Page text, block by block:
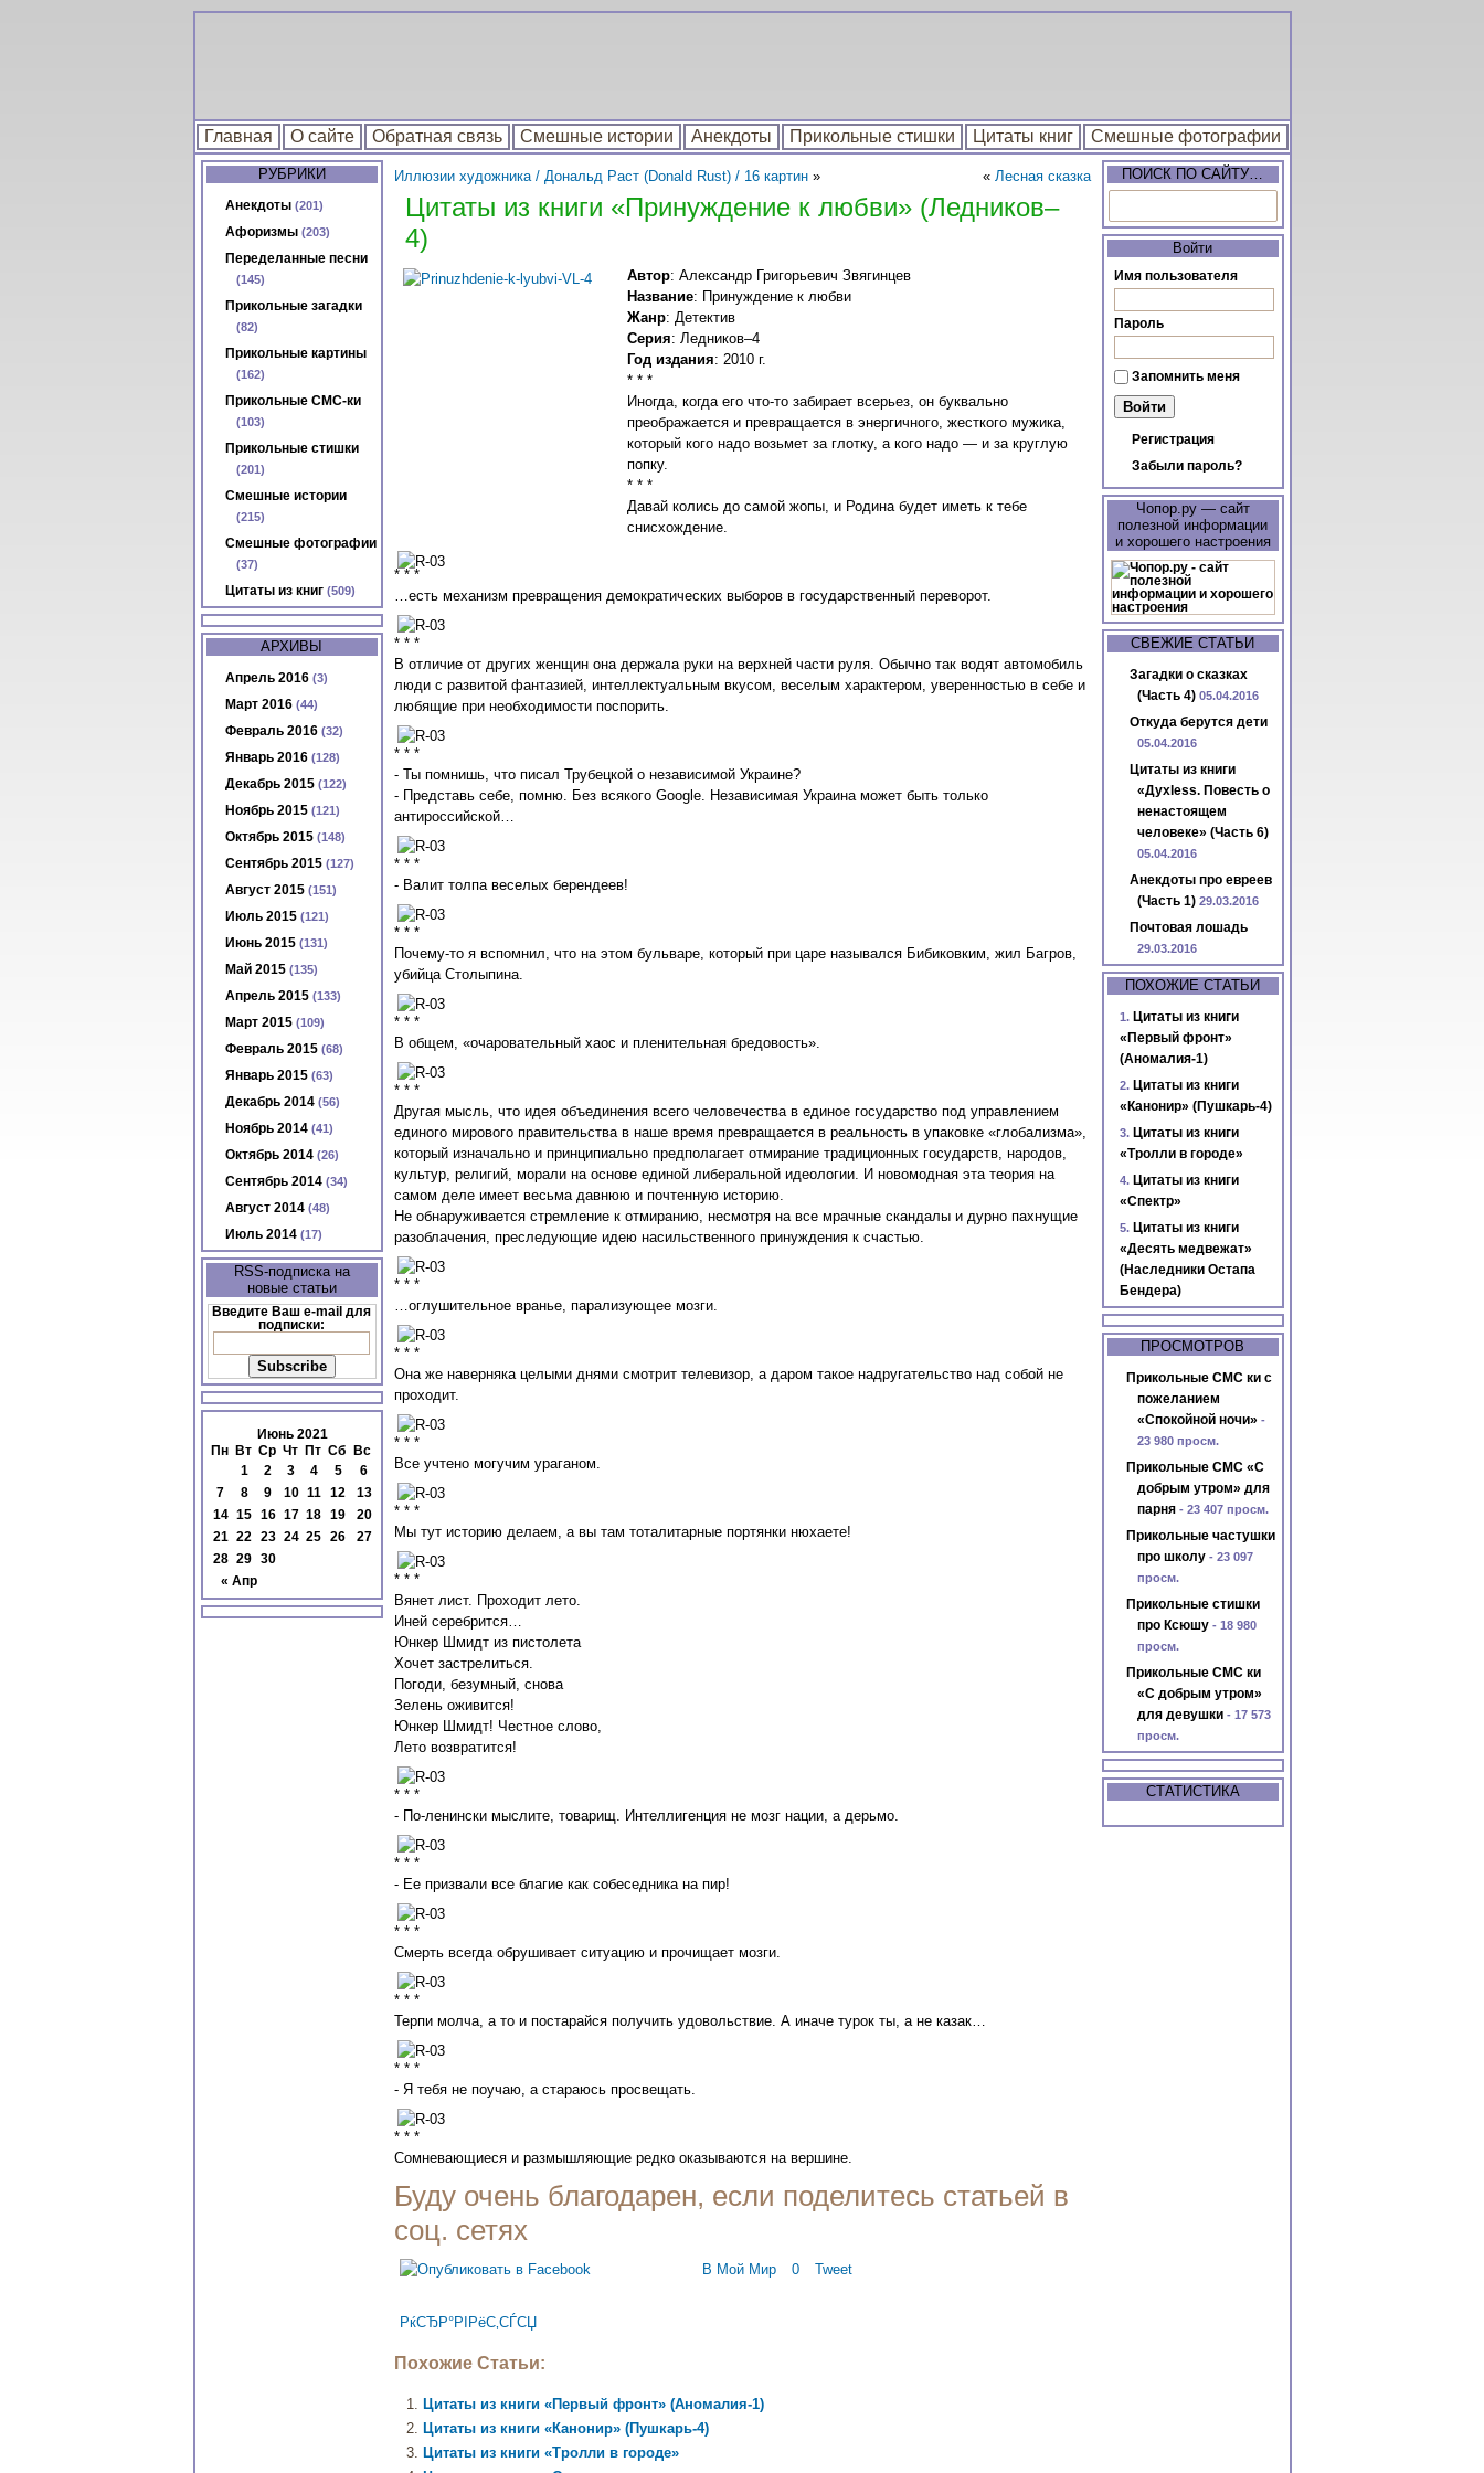
Главная О сайте Обратная связь Смешные истории Анекдоты Прикольные стишки Цитаты книг Смешные фотографии
РУБРИКИ
Анекдоты(201)
Афоризмы(203)
Переделанные песни
(145)
Прикольные загадки
(82)
Прикольные картины
(162)
Прикольные СМС-ки
(103)
Прикольные стишки
(201)
Смешные истории
(215)
Смешные фотографии
(37)
Цитаты из книг(509)
АРХИВЫ
Апрель 2016(3)
Март 2016(44)
Февраль 2016(32)
Январь 2016(128)
Декабрь 2015(122)
Ноябрь 2015(121)
Октябрь 2015(148)
Сентябрь 2015(127)
Август 2015(151)
Июль 2015(121)
Июнь 2015(131)
Май 2015(135)
Апрель 2015(133)
Март 2015(109)
Февраль 2015(68)
Январь 2015(63)
Декабрь 2014(56)
Ноябрь 2014(41)
Октябрь 2014(26)
Сентябрь 2014(34)
Август 2014(48)
Июль 2014(17)
RSS-подписка на
новые статьи
Введите Ваш e-mail для
подписки:
Июнь 2021
Пн
Вт Ср Чт Пт Сб Вс
« Апр
1 2 3 4 5
6
7
8 9 10 11 12
13
14 15 16 17 18 19
20
21 22 23 24 25 26
27
28 29 30
Иллюзии художника / Дональд Раст (Donald Rust) / 16 картин» « Лесная сказка
Цитаты из книги «Принуждение к любви» (Ледников–
4)
Автор: Александр Григорьевич Звягинцев
Название: Принуждение к любви
Жанр: Детектив
Серия: Ледников–4
Год издания: 2010 г.
* * *
Иногда, когда его что-то забирает всерьез, он буквально
преображается и превращается в энергичного, жесткого мужика,
который кого надо возьмет за глотку, а кого надо — и за круглую
попку.
* * *
Давай колись до самой жопы, и Родина будет иметь к тебе
снисхождение.
* * *
…есть механизм превращения демократических выборов в государственный переворот.
* * *
В отличие от других женщин она держала руки на верхней части руля. Обычно так водят автомобиль
люди с развитой фантазией, интеллектуальным вкусом, веселым характером, уверенностью в себе и
любящие при необходимости поспорить.
* * *
- Ты помнишь, что писал Трубецкой о независимой Украине?
- Представь себе, помню. Без всякого Google. Независимая Украина может быть только
антироссийской…
* * *
- Валит толпа веселых берендеев!
* * *
Почему-то я вспомнил, что на этом бульваре, который при царе назывался Бибиковким, жил Багров,
убийца Столыпина.
* * *
В общем, «очаровательный хаос и пленительная бредовость».
* * *
Другая мысль, что идея объединения всего человечества в единое государство под управлением
единого мирового правительства в наше время превращается в реальность в упаковке «глобализма»,
который изначально и принципиально предполагает отмирание традиционных государств, народов,
культур, религий, морали на основе единой либеральной идеологии. И новомодная эта теория на
самом деле имеет весьма давнюю и почтенную историю.
Не обнаруживается стремление к отмиранию, несмотря на все мрачные скандалы и дурно пахнущие
разоблачения, преследующие идею насильственного принуждения к счастью.
* * *
…оглушительное вранье, парализующее мозги.
* * *
Она же наверняка целыми днями смотрит телевизор, а даром такое надругательство над собой не
проходит.
* * *
Все учтено могучим ураганом.
* * *
Мы тут историю делаем, а вы там тоталитарные портянки нюхаете!
* * *
Вянет лист. Проходит лето.
Иней серебрится…
Юнкер Шмидт из пистолета
Хочет застрелиться.
Погоди, безумный, снова
Зелень оживится!
Юнкер Шмидт! Честное слово,
Лето возвратится!
* * *
- По-ленински мыслите, товарищ. Интеллигенция не мозг нации, а дерьмо.
* * *
- Ее призвали все благие как собеседника на пир!
* * *
Смерть всегда обрушивает ситуацию и прочищает мозги.
* * *
Терпи молча, а то и постарайся получить удовольствие. А иначе турок ты, а не казак…
* * *
- Я тебя не поучаю, а стараюсь просвещать.
* * *
Сомневающиеся и размышляющие редко оказываются на вершине.
Буду очень благодарен, если поделитесь статьей в
соц. сетях
В Мой Мир 0 Tweet
РќСЂР°РІРёС‚СЃСЏ
Похожие Статьи:
Цитаты из книги «Первый фронт» (Аномалия-1)
Цитаты из книги «Канонир» (Пушкарь-4)
Цитаты из книги «Тролли в городе»
ПОИСК ПО САЙТУ…
Войти
Имя пользователя
Пароль
Запомнить меня
Регистрация
Забыли пароль?
Чопор.ру — сайт
полезной информации
и хорошего настроения
СВЕЖИЕ СТАТЬИ
Загадки о сказках
(Часть 4) 05.04.2016
Откуда берутся дети
05.04.2016
Цитаты из книги
«Духless. Повесть о
ненастоящем
человеке» (Часть 6)
05.04.2016
Анекдоты про евреев
(Часть 1) 29.03.2016
Почтовая лошадь
29.03.2016
ПОХОЖИЕ СТАТЬИ
Цитаты из книги
«Первый фронт»
(Аномалия-1)
Цитаты из книги
«Канонир» (Пушкарь-4)
Цитаты из книги
«Тролли в городе»
Цитаты из книги
«Спектр»
Цитаты из книги
«Десять медвежат»
(Наследники Остапа
Бендера)
ПРОСМОТРОВ
Прикольные СМС ки с
пожеланием
«Спокойной ночи» -
23 980 просм.
Прикольные СМС «С
добрым утром» для
парня- 23 407 просм.
Прикольные частушки
про школу- 23 097
просм.
Прикольные стишки
про Ксюшу- 18 980
просм.
Прикольные СМС ки
«С добрым утром»
для девушки- 17 573
просм.
СТАТИСТИКА